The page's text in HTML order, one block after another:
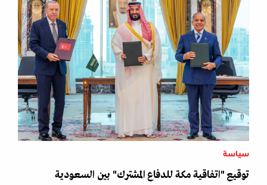
سياسة
توقيع "اتفاقية مكة للدفاع المشترك" بين السعودية